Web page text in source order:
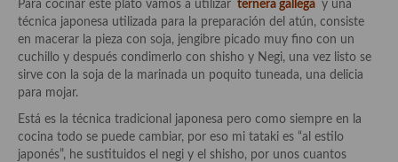
Las opiniones de la «Cocinera»
Prensa
Acompañamientos
Para cocinar este plato vamos a utilizar ternera gallega y una
técnica japonesa utilizada para la preparación del atún, consiste
en macerar la pieza con soja, jengibre picado muy fino con un
cuchillo y después condimerlo con shisho y Negi, una vez listo se
sirve con la soja de la marinada un poquito tuneada, una delicia
para mojar.
Está es la técnica tradicional japonesa pero como siempre en la
cocina todo se puede cambiar, por eso mi tataki es “al estilo
japonés”, he sustituidos el negi y el shisho, por unos cuantos